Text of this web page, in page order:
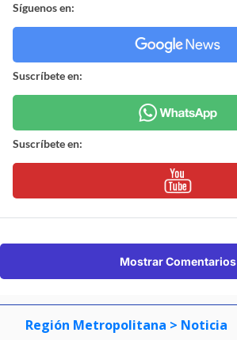
Síguenos en:
Suscríbete en:
Suscríbete en:
Mostrar Comentarios
Región Metropolitana > Noticia